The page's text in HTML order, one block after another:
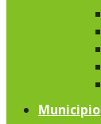
Municipio